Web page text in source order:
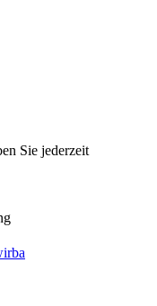
Sie jederzeit